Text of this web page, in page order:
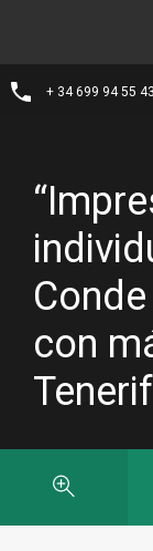
+ 34 699 94 55
con